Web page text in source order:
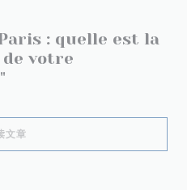
Paris : quelle est la
votre
文章((在新窗口中打开))